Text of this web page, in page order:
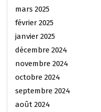
mars 2025
février 2025
janvier 2025
décembre 2024
novembre 2024
octobre 2024
septembre 2024
août 2024